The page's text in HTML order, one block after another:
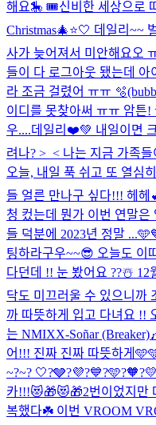
해요🎠 🎟️신비한 세상으로
Christmas🎄⭐️🤍 데일리~~
사가 늦어져서 미안해요오
들이 다 로그아웃 됐는데 아
라 조금 걸렸어 ㅠㅠ
이디를 못찾아써 ㅠㅠ 암튼
우....데일리❤️💚 내일이면
려나? >_< 나는 지금 가족
오늘, 내일 푹 쉬고 또 열심
들 얼른 만나구 싶다!!! 헤헤
청 컸는데 뭔가 이번 연말은
들 덕분에 2023년 정말 ...
팅하라구우~~😎 오늘도 이
다던데 !! 눈 봤어요 ??☃️ 12
닥도 미끄러울 수 있으니까
까 따뜻하게 입고 다녀요 !!
는 NMIXX-Soñar
어!!! 진짜 진짜 따뜻하게
~?~?
카!!!😻🎁😻🎁2번이었지만
복했다☘️ 이번 VROOM